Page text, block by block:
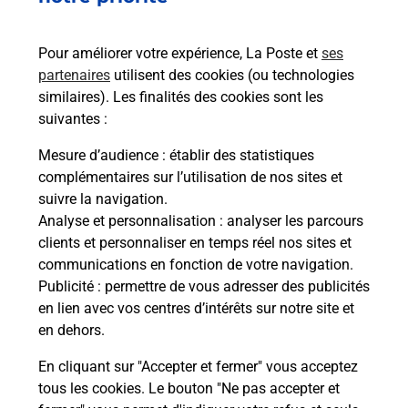
Pour améliorer votre expérience, La Poste et ses
partenaires utilisent des cookies (ou technologies
similaires). Les finalités des cookies sont les
suivantes :
Mesure d’audience : établir des statistiques
complémentaires sur l’utilisation de nos sites et
suivre la navigation.
Analyse et personnalisation : analyser les parcours
clients et personnaliser en temps réel nos sites et
communications en fonction de votre navigation.
Publicité : permettre de vous adresser des publicités
en lien avec vos centres d’intérêts sur notre site et
en dehors.
En cliquant sur "Accepter et fermer" vous acceptez
tous les cookies. Le bouton "Ne pas accepter et
En savoir plus Je réserve
En savoir plus
Vous cherchez à passer votre permis bateau à Le
Mee Sur Seine (77350) ? Découvrez l'offre
proposée par La Poste.
En savoir plus
Je réserve ma session
LE MEE SUR SEINE